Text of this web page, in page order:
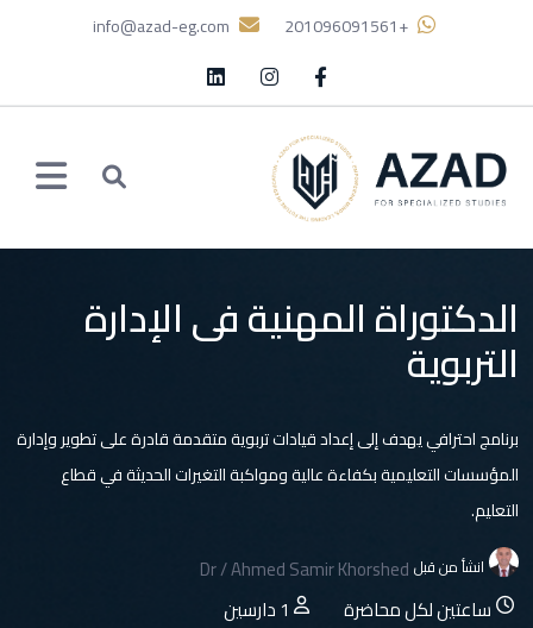
+201096091561
الدكتوراة المهنية فى الإدارة
التربوية
برنامج احترافي يهدف إلى إعداد قيادات تربوية متقدمة قادرة على تطوير وإدارة
المؤسسات التعليمية بكفاءة عالية ومواكبة التغيرات الحديثة في قطاع
التعليم.
انشأ من قبل Dr / Ahmed Samir Khorshed
ساعتين لكل محاضرة
1 دارسين